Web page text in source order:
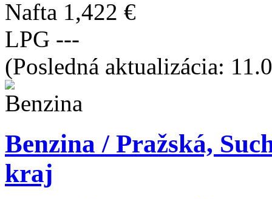
Nafta 1,422 €
LPG ---
(Posledná aktualizácia:
Benzina / Pražská,
kraj